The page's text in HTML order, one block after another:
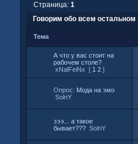
Говорим обо всем остальном
Страница: 1
Тема
А что у вас стоит на
рабочем столе?
xNalFeiNx [ 1 2 ]
Опрос: Мода на эмо
SolnY
эээ... а такое
бывает??? SolnY